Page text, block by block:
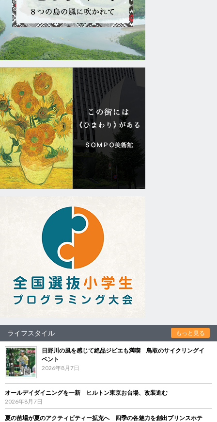
ライフスタイル もっと見る
日野川の風を感じて絶品ジビエも満喫 鳥取のサイクリングイ
ベント
2026年8月7日
オールデイダイニングを一新 ヒルトン東京お台場、改装進む
2026年8月7日
夏の苗場が夏のアクティビティー拡充へ 四季の各魅力を創出プリンスホテ